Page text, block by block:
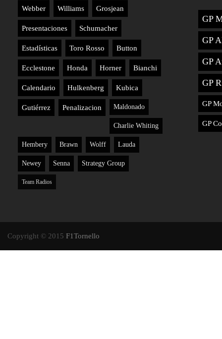
Webber Williams Grosjean
Presentaciones Schumacher
Estadísticas Toro Rosso Button
Ecclestone Honda Horner Bianchi
Calendario Hulkenberg Kubica
Gutiérrez Penalizacion Maldonado
Charlie Whiting
Hembery Brawn Wolff Lauda
Newey Senna Strategy Group
Team Radios
GP
GP
GP
GP
GP
GP
Copyright © 2015 F1Tornello